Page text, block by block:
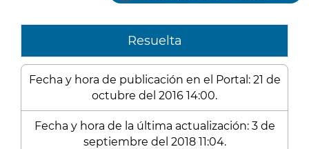
Resuelta
Fecha y hora de publicación en el Portal: 21 de
octubre del 2016 14:00.
Fecha y hora de la última actualización: 3 de
septiembre del 2018 11:04.